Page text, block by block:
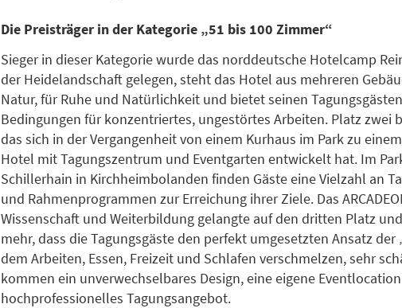
Die Preisträger in der Kategorie „51 bis 100 Zimmer“
Sieger in dieser Kategorie wurde das norddeutsche Hotelcamp
der Heidelandschaft gelegen, steht das Hotel aus mehreren
Natur, für Ruhe und Natürlichkeit und bietet seinen
Bedingungen für konzentriertes, ungestörtes Arbeiten. Platz zwei
das sich in der Vergangenheit von einem Kurhaus im Park zu
Hotel mit Tagungszentrum und Eventgarten entwickelt hat. Im
Schillerhain in Kirchheimbolanden finden Gäste eine Vielzahl an
und Rahmenprogrammen zur Erreichung ihrer Ziele. Das
Wissenschaft und Weiterbildung gelangte auf den dritten Platz
mehr, dass die Tagungsgäste den perfekt umgesetzten Ansatz der
dem Arbeiten, Essen, Freizeit und Schlafen verschmelzen, sehr
kommen ein unverwechselbares Design, eine eigene
hochprofessionelles Tagungsangebot.